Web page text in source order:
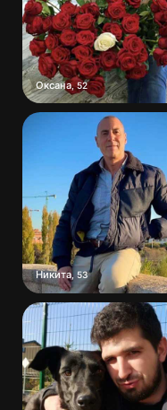
Оксана,52
Никита 53